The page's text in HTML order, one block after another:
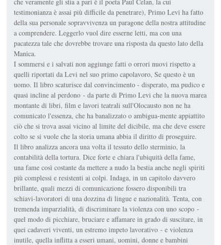
testimonianza è assai più difficile da penetrare), Primo Levi ha fatto
della sua personale sopravvivenza un paragone della nostra attitudine
a comprendere. Leggerlo vuol dire esserne letti, ma con una
pacatezza tale che dovrebbe trovare una risposta da questo lato della
Manica.
I sommersi e i salvati non aggiunge fatti o orrori nuovi rispetto a
quelli riportati da Levi nel suo primo capolavoro, Se questo è un
uomo. Il libro scaturisce dal convincimento - disperato, ma pudico e
quasi incline al perdono - da parte di Primo Levi che la nuova marea
montante di libri, film e lavori teatrali sull'Olocausto non ne ha
comunicato l'essenza, che ha banalizzato o ambigua-mente appiattito
ciò che si trova assai vicino al limite del dicibile, ma che deve essere
colto se si vuole che la storia umana abbia il diritto di proseguire.
Il libro analizza ancora una volta il tessuto dello sterminio, la
contabilità della tortura. Dice forte e chiara l'ubiquità della fame,
una fame così costante da mettere a nudo la bestia anche negli spiriti
più complessi e resistenti ai colpi. Indaga, in un capitolo davvero
brillante, quali mezzi di comunicazione fossero disponibili tra
schiavi-lavoratori di una dozzina di lingue e nazionalità. Tenta, con
tremenda imparzialità, di discriminare la violenza con uno scopo -
quel modo di picchiare, bruciare e affamare in grado di suscitare, in
quei cadaveri viventi, un estremo impeto lavorativo - e violenza
inutile, quella inflitta a esseri umani, uomini, donne e bambini